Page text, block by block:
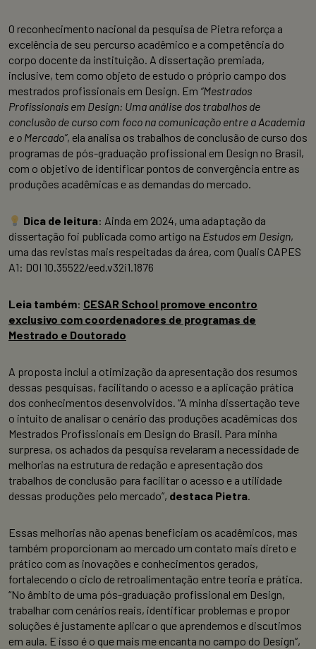
O reconhecimento nacional da pesquisa de Pietra reforça a
excelência de seu percurso acadêmico e a competência do
corpo docente da instituição. A dissertação premiada,
inclusive, tem como objeto de estudo o próprio campo dos
mestrados profissionais em Design. Em “Mestrados
Profissionais em Design: Uma análise dos trabalhos de
conclusão de curso com foco na comunicação entre a Academia
e o Mercado”, ela analisa os trabalhos de conclusão de curso dos
programas de pós-graduação profissional em Design no Brasil,
com o objetivo de identificar pontos de convergência entre as
produções acadêmicas e as demandas do mercado.
Dica de leitura: Ainda em 2024, uma adaptação da
dissertação foi publicada como artigo na Estudos em Design,
uma das revistas mais respeitadas da área, com Qualis CAPES
A1: DOI 10.35522/eed.v32i1.1876
Leia também: CESAR School promove encontro
exclusivo com coordenadores de programas de
Mestrado e Doutorado
A proposta inclui a otimização da apresentação dos resumos
dessas pesquisas, facilitando o acesso e a aplicação prática
dos conhecimentos desenvolvidos. “A minha dissertação teve
o intuito de analisar o cenário das produções acadêmicas dos
Mestrados Profissionais em Design do Brasil. Para minha
surpresa, os achados da pesquisa revelaram a necessidade de
melhorias na estrutura de redação e apresentação dos
trabalhos de conclusão para facilitar o acesso e a utilidade
dessas produções pelo mercado”, destaca Pietra.
Essas melhorias não apenas beneficiam os acadêmicos, mas
também proporcionam ao mercado um contato mais direto e
prático com as inovações e conhecimentos gerados,
fortalecendo o ciclo de retroalimentação entre teoria e prática.
“No âmbito de uma pós-graduação profissional em Design,
trabalhar com cenários reais, identificar problemas e propor
soluções é justamente aplicar o que aprendemos e discutimos
em aula. E isso é o que mais me encanta no campo do Design”,